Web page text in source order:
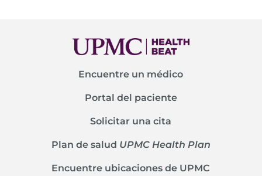
Encuentre un médico
Portal del paciente
Solicitar una cita
Plan de salud UPMC Health Plan
Encuentre ubicaciones de UPMC